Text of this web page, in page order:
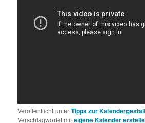
Veröffentlicht unterTipps zur
Verschlagwortet miteigene Kalender